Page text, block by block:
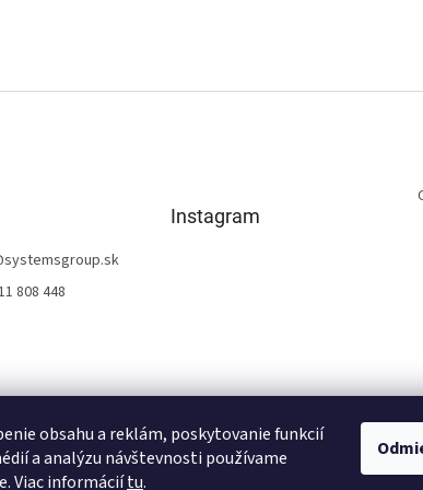
obsahu a reklám, poskytovanie funkcií
a analýzu návštevnosti používame
Viac informáciítu.
systemsgroup.sk
808 448
Instagram
Sledovať na Instagrame